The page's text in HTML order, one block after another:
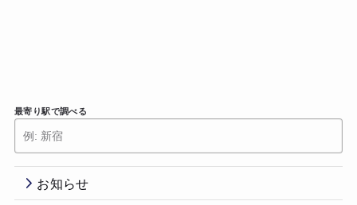
最寄り駅で調べる
お知らせ